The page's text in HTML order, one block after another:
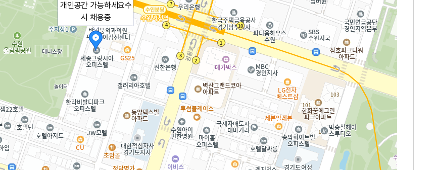
개인공간 가능하세요수
시 채용중